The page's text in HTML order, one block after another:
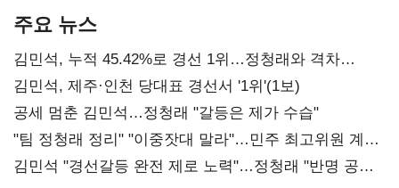
주요 뉴스
김민석, 누적 45.42%로 경선 1위…정청래와 격차
0.86%p(2보)
김민석, 제주·인천 당대표 경선서 '1위'(1보)
공세 멈춘 김민석…정청래 "갈등은 제가 수습"
"팀 정청래 정리" "이중잣대 말라"…민주 최고위원 계파
다툼 격화
김민석 "경선갈등 완전 제로 노력"…정청래 "반명 공세